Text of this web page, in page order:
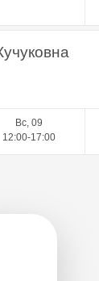
Вс, 09
12:00-17:00